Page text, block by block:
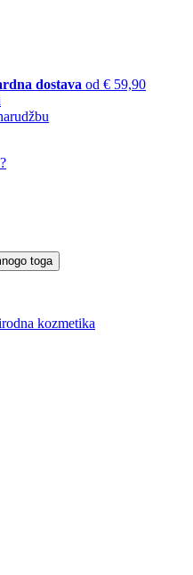
dostava od € 59,90
kozmetika